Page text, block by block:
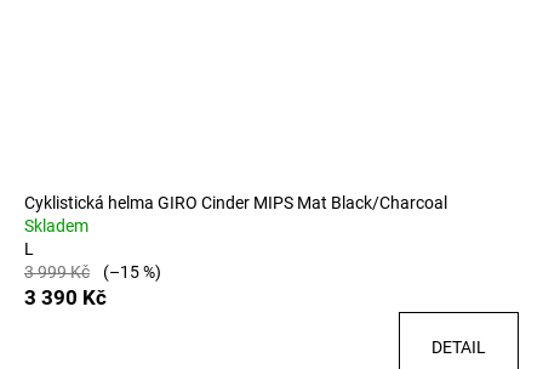
Cyklistická helma GIRO Cinder MIPS Mat Black/Charcoal
Skladem
L
3 999 Kč
(–15 %)
3 390 Kč
DETAIL